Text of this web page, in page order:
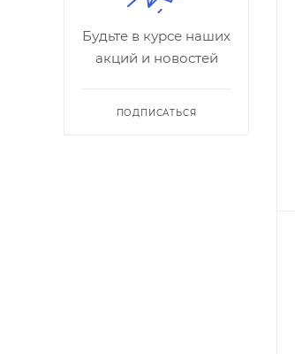
Будьте в курсе наших
акций и новостей
ПОДПИСАТЬСЯ